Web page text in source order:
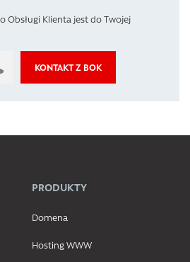
Obsługi Klienta jest do Twojej
KONTAKT Z BOK
PRODUKTY
Domena
Hosting WWW